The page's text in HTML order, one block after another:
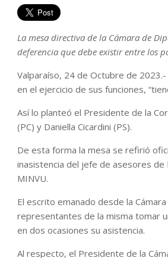
La mesa directiva de la Cámara de
deferencia que debe existir entre los
Valparaíso, 24 de Octubre de
en el ejercicio de sus funciones,
Así lo planteó el Presidente de la
(PC) y Daniella Cicardini (PS).
De esta forma la mesa se refirió
inasistencia del jefe de asesores de
MINVU.
El escrito emanado desde la
representantes de la misma tomar
en dos ocasiones su asistencia.
Al respecto, el Presidente de la